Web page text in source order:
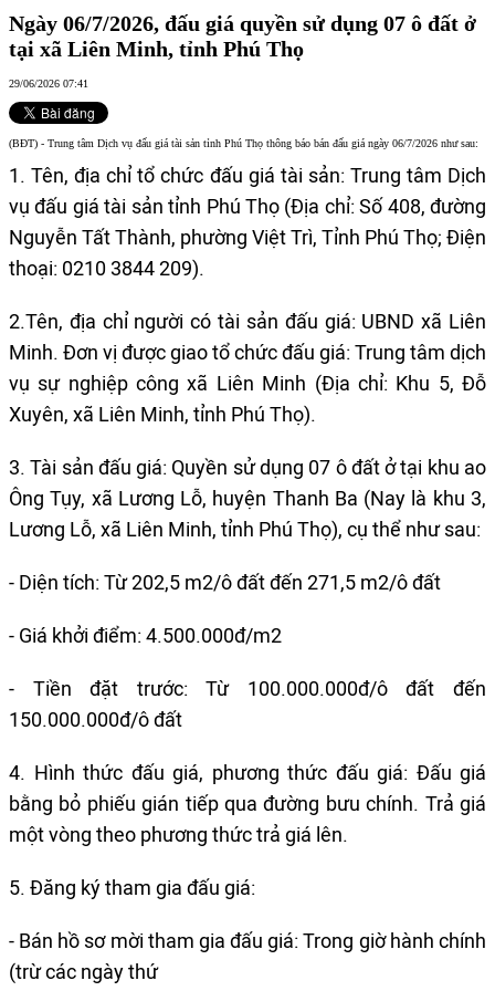
Ngày 06/7/2026, đấu giá quyền sử dụng 07 ô đất ở
tại xã Liên Minh, tỉnh Phú Thọ
29/06/2026 07:41
(BĐT) - Trung tâm Dịch vụ đấu giá tài sản tỉnh Phú Thọ thông báo bán đấu giá ngày 06/7/2026 như sau:
1. Tên, địa chỉ tổ chức đấu giá tài sản: Trung tâm Dịch
vụ đấu giá tài sản tỉnh Phú Thọ (Địa chỉ: Số 408, đường
Nguyễn Tất Thành, phường Việt Trì, Tỉnh Phú Thọ; Điện
thoại: 0210 3844 209).
2.Tên, địa chỉ người có tài sản đấu giá: UBND xã Liên
Minh. Đơn vị được giao tổ chức đấu giá: Trung tâm dịch
vụ sự nghiệp công xã Liên Minh (Địa chỉ: Khu 5, Đỗ
Xuyên, xã Liên Minh, tỉnh Phú Thọ).
3. Tài sản đấu giá: Quyền sử dụng 07 ô đất ở tại khu ao
Ông Tụy, xã Lương Lỗ, huyện Thanh Ba (Nay là khu 3,
Lương Lỗ, xã Liên Minh, tỉnh Phú Thọ), cụ thể như sau:
- Diện tích: Từ 202,5 m2/ô đất đến 271,5 m2/ô đất
- Giá khởi điểm: 4.500.000đ/m2
- Tiền đặt trước: Từ 100.000.000đ/ô đất đến
150.000.000đ/ô đất
4. Hình thức đấu giá, phương thức đấu giá: Đấu giá
bằng bỏ phiếu gián tiếp qua đường bưu chính. Trả giá
một vòng theo phương thức trả giá lên.
5. Đăng ký tham gia đấu giá:
- Bán hồ sơ mời tham gia đấu giá: Trong giờ hành chính
(trừ các ngày thứ